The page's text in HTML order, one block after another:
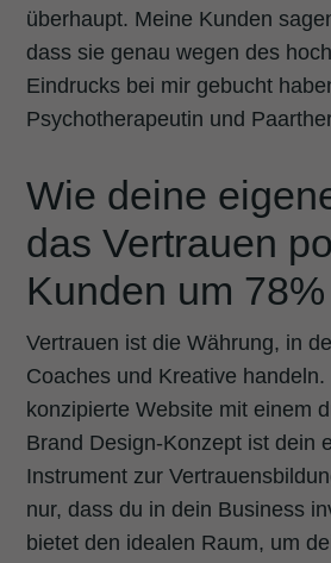
überhaupt. Meine Kunden
dass sie genau wegen des
Eindrucks bei mir gebucht
Psychotherapeutin und
Wie deine
das Vertrauen
Kunden um
Vertrauen ist die Währung, in
Coaches und Kreative
konzipierte Website mit einem
Brand Design-Konzept ist dein
Instrument zur
nur, dass du in dein Business
bietet den idealen Raum, um